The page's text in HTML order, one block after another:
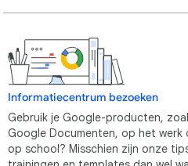
Informatiecentrum bezoeken
Gebruik je Google-producten,
Google Documenten, op het werk
op school? Misschien zijn onze